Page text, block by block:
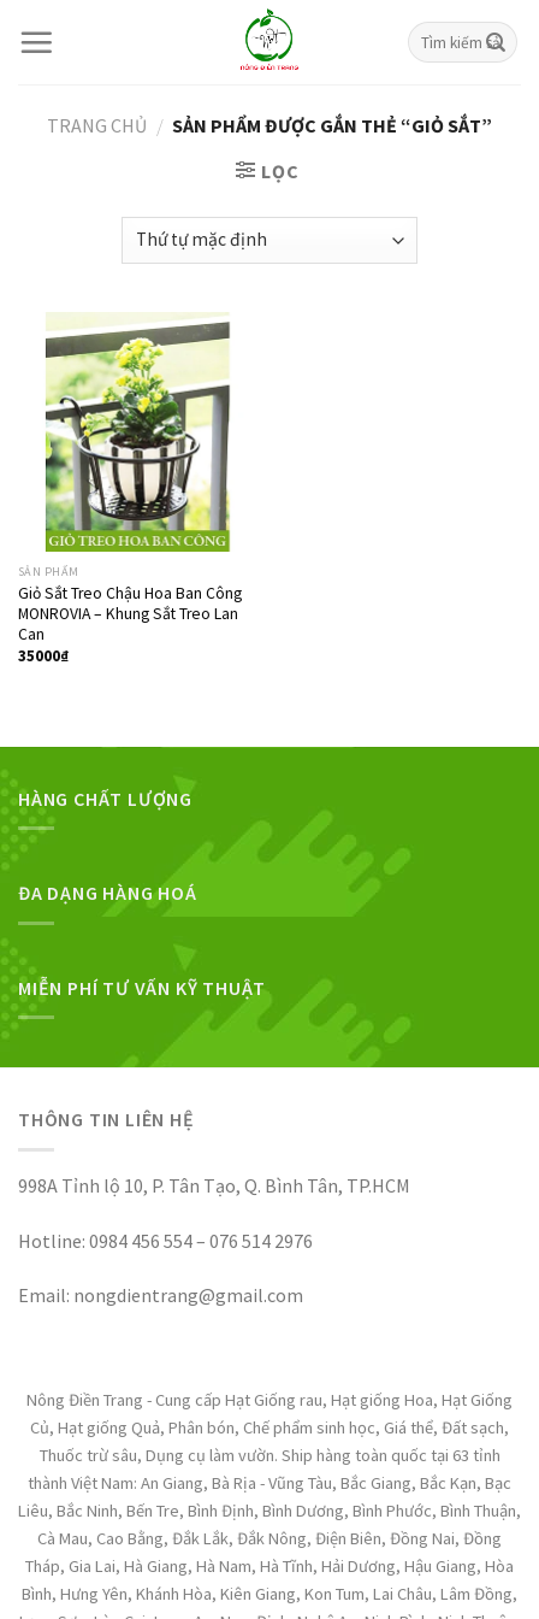
Tìm
kiếm:
TRANG CHỦ / SẢN PHẨM ĐƯỢC GẮN THẺ “GIỎ SẮT”
LỌC
SẢN PHẨM
Giỏ Sắt Treo Chậu Hoa Ban Công
MONROVIA – Khung Sắt Treo Lan
Can
35000₫
HÀNG CHẤT LƯỢNG
ĐA DẠNG HÀNG HOÁ
MIỄN PHÍ TƯ VẤN KỸ THUẬT
THÔNG TIN LIÊN HỆ
998A Tỉnh lộ 10, P. Tân Tạo, Q. Bình Tân, TP.HCM
Hotline: 0984 456 554 – 076 514 2976
Email: nongdientrang@gmail.com
Nông Điền Trang - Cung cấp Hạt Giống rau, Hạt giống Hoa, Hạt Giống
Củ, Hạt giống Quả, Phân bón, Chế phẩm sinh học, Giá thể, Đất sạch,
Thuốc trừ sâu, Dụng cụ làm vườn. Ship hàng toàn quốc tại 63 tỉnh
thành Việt Nam: An Giang, Bà Rịa - Vũng Tàu, Bắc Giang, Bắc Kạn, Bạc
Liêu, Bắc Ninh, Bến Tre, Bình Định, Bình Dương, Bình Phước, Bình Thuận,
Cà Mau, Cao Bằng, Đắk Lắk, Đắk Nông, Điện Biên, Đồng Nai, Đồng
Tháp, Gia Lai, Hà Giang, Hà Nam, Hà Tĩnh, Hải Dương, Hậu Giang, Hòa
Bình, Hưng Yên, Khánh Hòa, Kiên Giang, Kon Tum, Lai Châu, Lâm Đồng,